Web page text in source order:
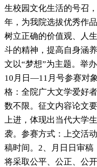
生校园文化生活的号召
年，为我院选拔优秀作
树立正确的价值观、人
斗的精神，提高自身涵
文以“梦想”为主题。举
10月日—11月号参赛对
格：全院广大文学爱好
数不限。征文内容论文
上进，体现出当代大学
袭。参赛方式：上交活
稿时间。2、月日日审
将采取公平、公正、公